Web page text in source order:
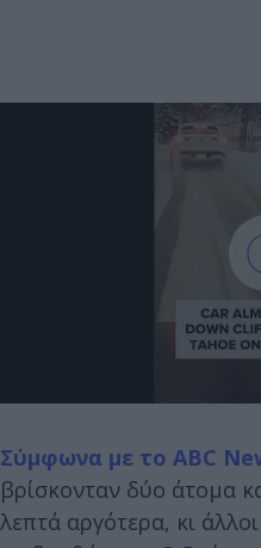
Σύμφωνα με το ABC
βρίσκονταν δύο άτομα
λεπτά αργότερα, κι